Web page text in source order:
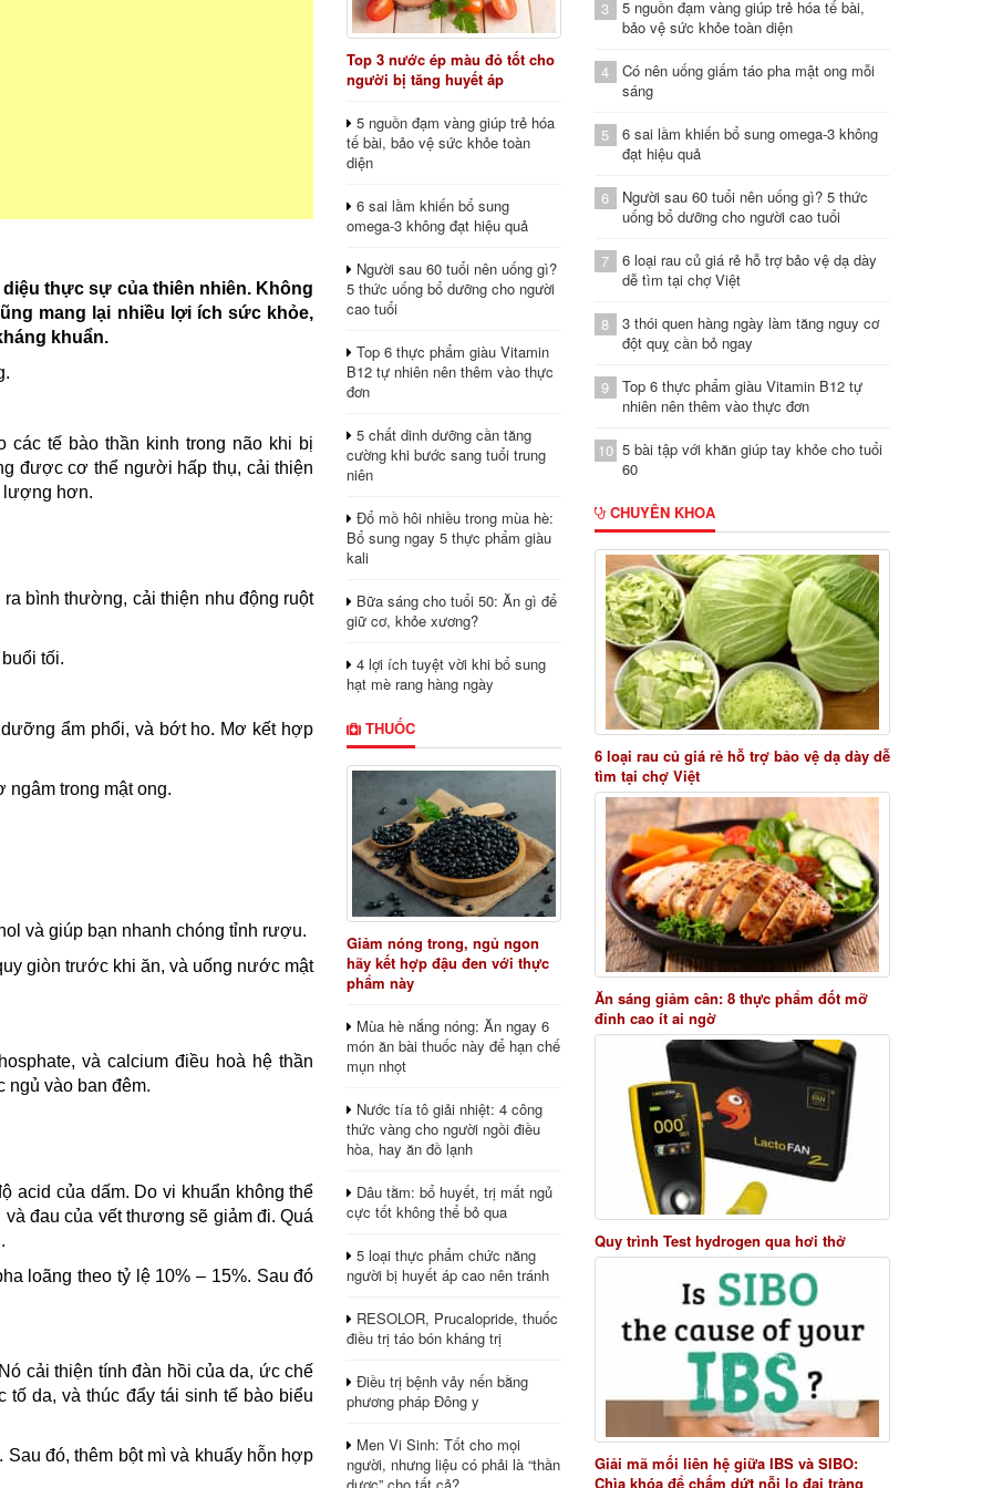
thực sự của thiên nhiên. Không
mang lại nhiều lợi ích sức khỏe,
khuẩn.
các tế bào thần kinh trong não khi bị
được cơ thể người hấp thụ, cải thiện
lượng hơn.
bình thường, cải thiện nhu động ruột
tối.
ẩm phổi, và bớt ho. Mơ kết hợp
ngâm trong mật ong.
và giúp bạn nhanh chóng tỉnh rượu.
giòn trước khi ăn, và uống nước mật
và calcium điều hoà hệ thần
ngủ vào ban đêm.
acid của dấm. Do vi khuẩn không thể
đau của vết thương sẽ giảm đi. Quá
loãng theo tỷ lệ 10% – 15%. Sau đó
cải thiện tính đàn hồi của da, ức chế
da, và thúc đẩy tái sinh tế bào biểu
đó, thêm bột mì và khuấy hỗn hợp
Top 3 nước ép màu đỏ tốt cho
người bị tăng huyết áp
5 nguồn đạm vàng giúp trẻ hóa
tế bài, bảo vệ sức khỏe toàn
diện
6 sai lầm khiến bổ sung
omega-3 không đạt hiệu quả
Người sau 60 tuổi nên uống gì?
5 thức uống bổ dưỡng cho người
cao tuổi
Top 6 thực phẩm giàu Vitamin
B12 tự nhiên nên thêm vào thực
đơn
5 chất dinh dưỡng cần tăng
cường khi bước sang tuổi trung
niên
Đổ mồ hôi nhiều trong mùa hè:
Bổ sung ngay 5 thực phẩm giàu
kali
Bữa sáng cho tuổi 50: Ăn gì để
giữ cơ, khỏe xương?
4 lợi ích tuyệt vời khi bổ sung
hạt mè rang hàng ngày
THUỐC
Giảm nóng trong, ngủ ngon
hãy kết hợp đậu đen với thực
phẩm này
Mùa hè nắng nóng: Ăn ngay 6
món ăn bài thuốc này để hạn chế
mụn nhọt
Nước tía tô giải nhiệt: 4 công
thức vàng cho người ngồi điều
hòa, hay ăn đồ lạnh
Dâu tằm: bổ huyết, trị mất ngủ
cực tốt không thể bỏ qua
5 loại thực phẩm chức năng
người bị huyết áp cao nên tránh
RESOLOR, Prucalopride, thuốc
điều trị táo bón kháng trị
Điều trị bệnh vảy nến bằng
phương pháp Đông y
Men Vi Sinh: Tốt cho mọi
người, nhưng liệu có phải là “thần
3
5 nguồn đạm vàng giúp trẻ hóa tế bài,
bảo vệ sức khỏe toàn diện
4
Có nên uống giấm táo pha mật ong mỗi
sáng
5
6 sai lầm khiến bổ sung omega-3 không
đạt hiệu quả
6
Người sau 60 tuổi nên uống gì? 5 thức
uống bổ dưỡng cho người cao tuổi
7
6 loại rau củ giá rẻ hỗ trợ bảo vệ dạ dày
dễ tìm tại chợ Việt
8
3 thói quen hàng ngày làm tăng nguy cơ
đột quỵ cần bỏ ngay
9
Top 6 thực phẩm giàu Vitamin B12 tự
nhiên nên thêm vào thực đơn
10 5 bài tập với khăn giúp tay khỏe cho tuổi
60
CHUYÊN KHOA
6 loại rau củ giá rẻ hỗ trợ bảo vệ dạ dày dễ
tìm tại chợ Việt
Ăn sáng giảm cân: 8 thực phẩm đốt mỡ
đỉnh cao ít ai ngờ
Quy trình Test hydrogen qua hơi thở
Giải mã mối liên hệ giữa IBS và SIBO:
Chìa khóa để chấm dứt nỗi lo đại tràng